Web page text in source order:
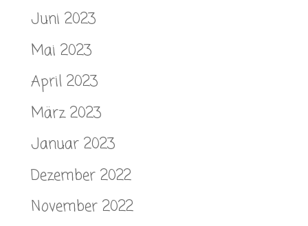
Juni 2023
Mai 2023
April 2023
März 2023
Januar 2023
Dezember 2022
November 2022